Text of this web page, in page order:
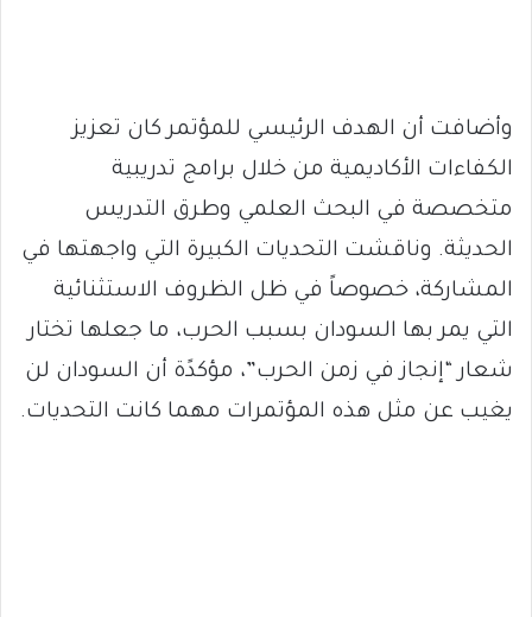
وأضافت أن الهدف الرئيسي للمؤتمر كان تعزيز
الكفاءات الأكاديمية من خلال برامج تدريبية
متخصصة في البحث العلمي وطرق التدريس
الحديثة. وناقشت التحديات الكبيرة التي واجهتها في
المشاركة، خصوصاً في ظل الظروف الاستثنائية
التي يمر بها السودان بسبب الحرب، ما جعلها تختار
شعار “إنجاز في زمن الحرب”، مؤكدًة أن السودان لن
يغيب عن مثل هذه المؤتمرات مهما كانت التحديات.